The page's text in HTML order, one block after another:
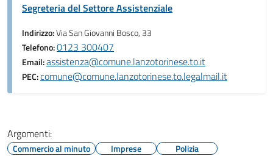
Segreteria del Settore Assistenziale
Indirizzo:Via San Giovanni Bosco, 33
Telefono:0123 300407
Email:assistenza@comune.lanzotorinese.to.it
PEC:comune@comune.lanzotorinese.to.legalmail.it
Argomenti:
Commercio al minuto Imprese
Polizia